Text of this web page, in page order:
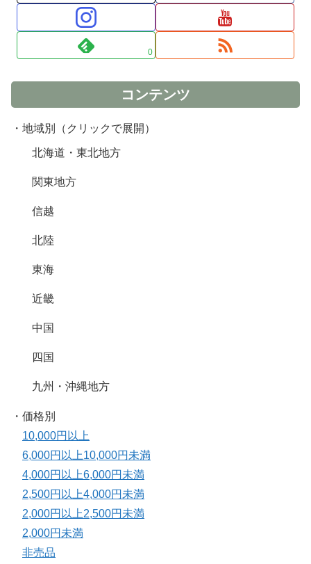
0
コンテンツ
・地域別（クリックで展開）
北海道・東北地方
関東地方
信越
北陸
東海
近畿
中国
四国
九州・沖縄地方
・価格別
10,000円以上
6,000円以上10,000円未満
4,000円以上6,000円未満
2,500円以上4,000円未満
2,000円以上2,500円未満
2,000円未満
非売品